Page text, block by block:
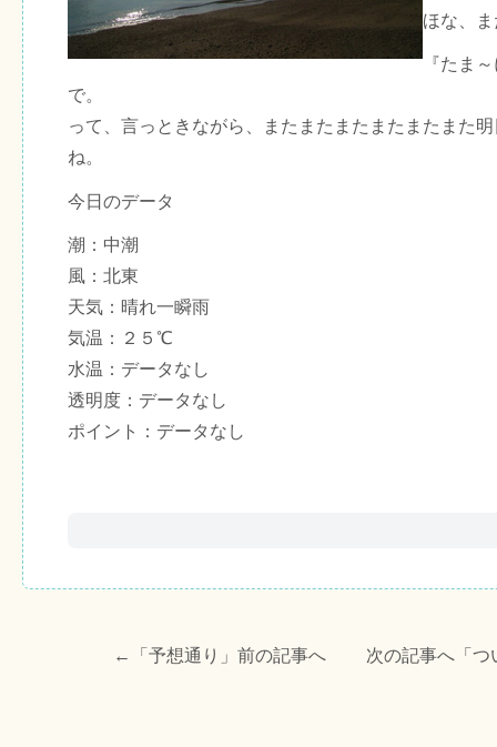
ほな、
『たま
で。
って、言っときながら、またまたまたまたまたまた
ね。
今日のデータ
潮：中潮
風：北東
天気：晴れ一瞬雨
気温：２５℃
水温：データなし
透明度：データなし
ポイント：データなし
←「 予想通り 」前の記事へ 次の記事へ「 つ